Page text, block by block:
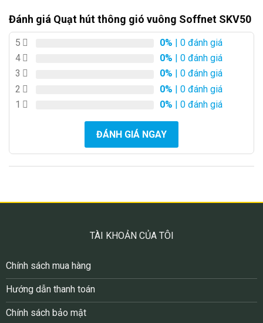
Đánh giá Quạt hút thông gió vuông Soffnet SKV50
5 0% | 0 đánh giá
4
0% | 0 đánh giá
3
0% | 0 đánh giá
2
0% | 0 đánh giá
1
0% | 0 đánh giá
ĐÁNH GIÁ NGAY
TÀI KHOẢN CỦA TÔI
Chính sách mua hàng
Hướng dẫn thanh toán
Chính sách bảo mật